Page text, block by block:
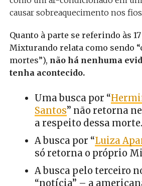
causar sobreaquecimento nos
Quanto à parte se referindo às
Mixturando relata como sendo
mortes”), não há nenhuma
tenha acontecido.
Uma busca por “
Santos” não retorna
a respeito dessa morte.
A busca por “Luiza
só retorna o próprio
A busca pelo terceiro
“notícia” – a